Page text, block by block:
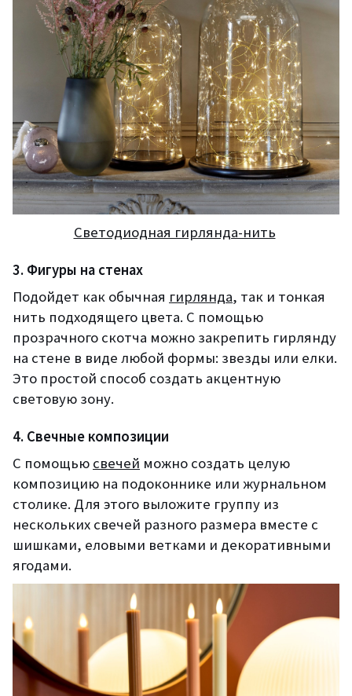
Светодиодная гирлянда-нить
3. Фигуры на стенах
Подойдет как обычная гирлянда, так и тонкая
нить подходящего цвета. С помощью
прозрачного скотча можно закрепить гирлянду
на стене в виде любой формы: звезды или елки.
Это простой способ создать акцентную
световую зону.
4. Свечные композиции
С помощью свечей можно создать целую
композицию на подоконнике или журнальном
столике. Для этого выложите группу из
нескольких свечей разного размера вместе с
шишками, еловыми ветками и декоративными
ягодами.